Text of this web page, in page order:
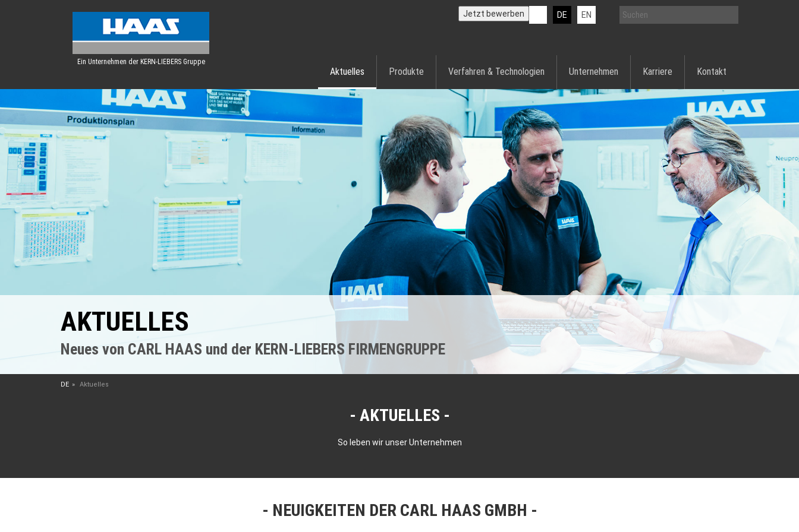
Ein Unternehmen der KERN-LIEBERS Gruppe
DE EN
Jetzt bewerben
Aktuelles Produkte Verfahren & Technologien Unternehmen Karriere Kontakt
AKTUELLES
Neues von CARL HAAS und der KERN-LIEBERS FIRMENGRUPPE
DE Aktuelles
AKTUELLES
So leben wir unser Unternehmen
NEUIGKEITEN DER CARL HAAS GMBH